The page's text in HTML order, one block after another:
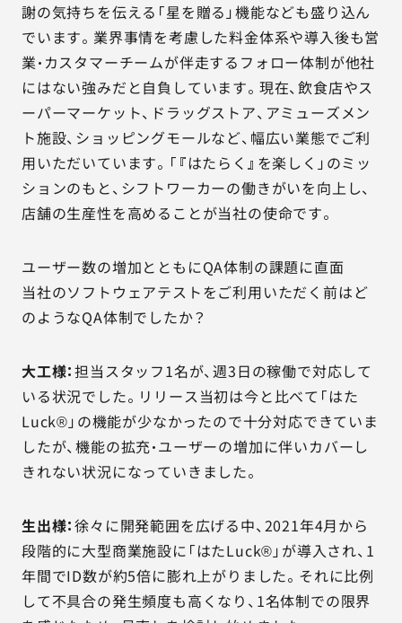
謝の気持ちを伝える「星を贈る」機能なども盛り込ん
でいます。業界事情を考慮した料金体系や導入後も営
業・カスタマーチームが伴走するフォロー体制が他社
にはない強みだと自負しています。現在、飲食店やス
ーパーマーケット、ドラッグストア、アミューズメン
ト施設、ショッピングモールなど、幅広い業態でご利
用いただいています。「『はたらく』を楽しく」のミッ
ションのもと、シフトワーカーの働きがいを向上し、
店舗の生産性を高めることが当社の使命です。
ユーザー数の増加とともにQA体制の課題に直面
当社のソフトウェアテストをご利用いただく前はど
のようなQA体制でしたか？
大工様：担当スタッフ1名が、週3日の稼働で対応して
いる状況でした。リリース当初は今と比べて「はた
Luck®」の機能が少なかったので十分対応できていま
したが、機能の拡充・ユーザーの増加に伴いカバーし
きれない状況になっていきました。
生出様：徐々に開発範囲を広げる中、2021年4月から
段階的に大型商業施設に「はたLuck®」が導入され、1
年間でID数が約5倍に膨れ上がりました。それに比例
して不具合の発生頻度も高くなり、1名体制での限界